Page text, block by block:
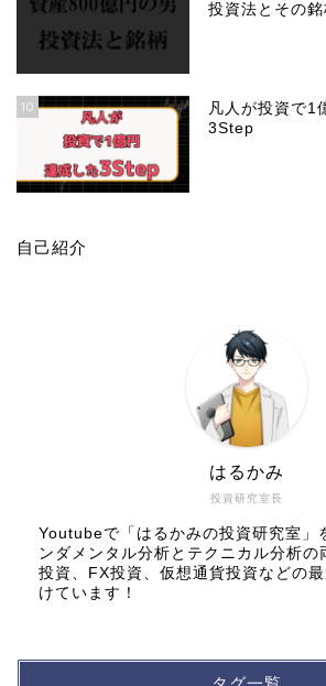
投資法とその銘
10
凡人が投資で1
3Step
自己紹介
投資研究室長
はるかみ
Youtubeで「はるかみの投資研究室」
ンダメンタル分析とテクニカル分析の
投資、FX投資、仮想通貨投資などの
けています！